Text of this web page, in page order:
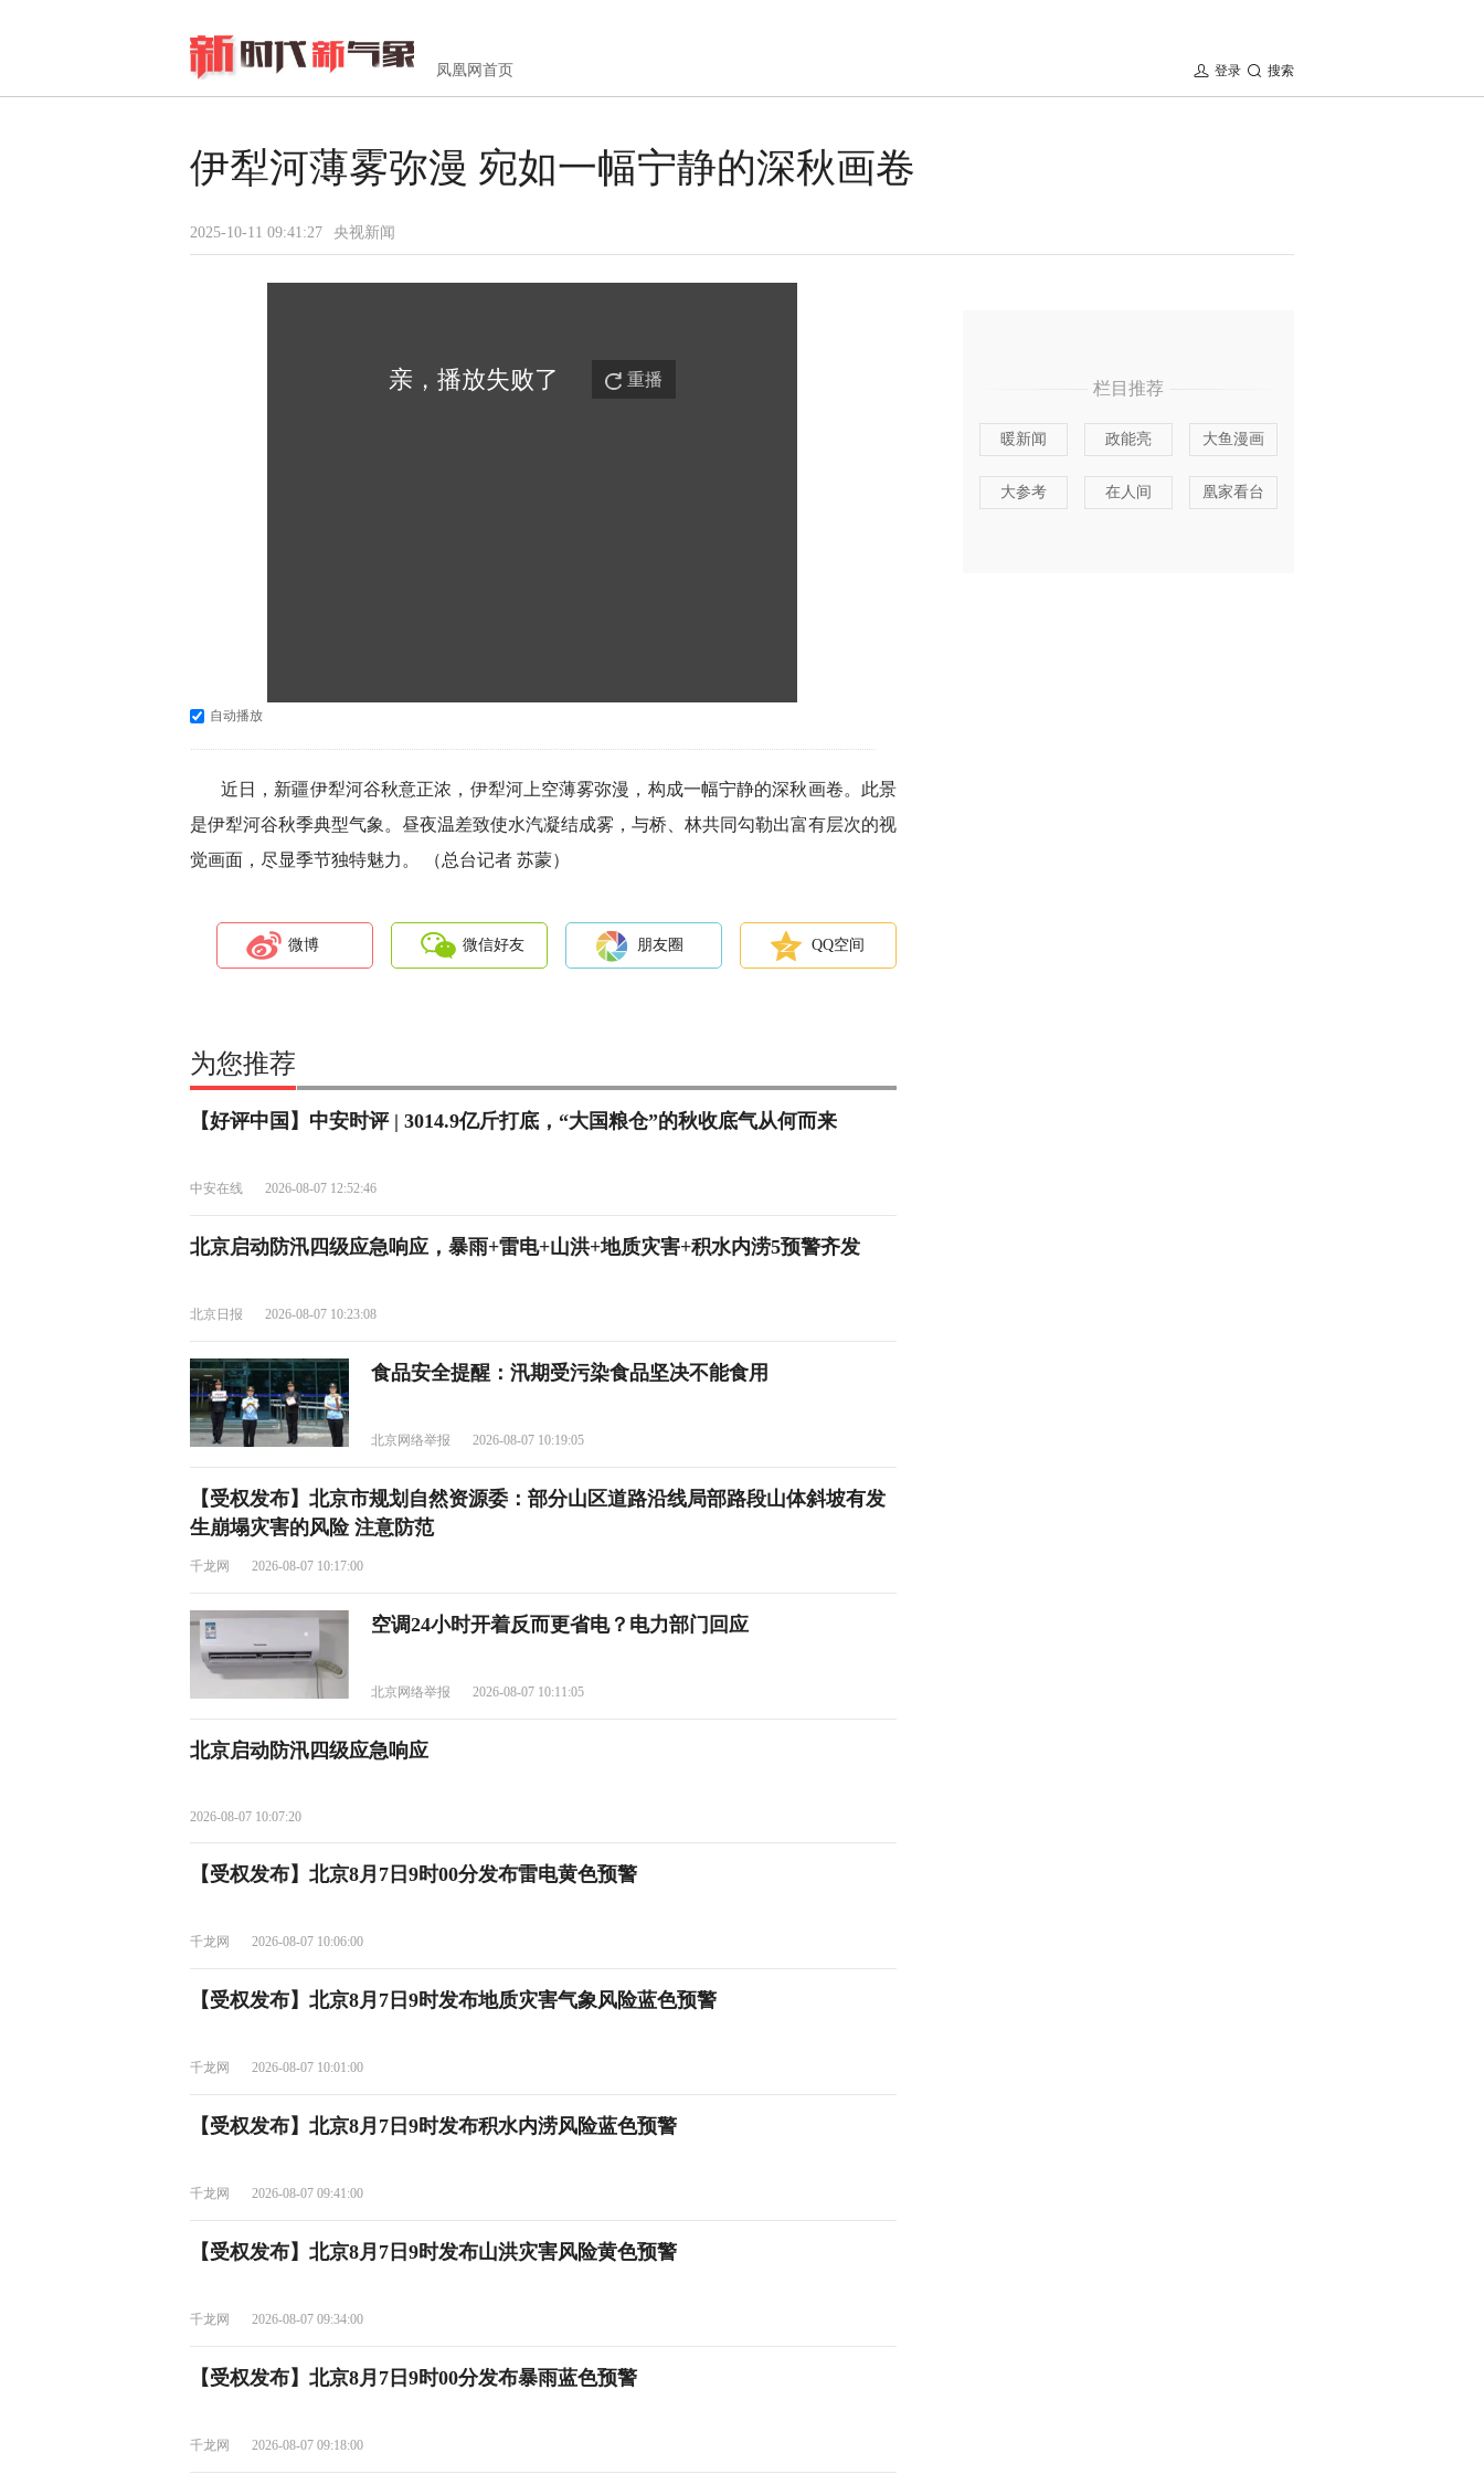
凤凰网首页 搜索
登录
伊犁河薄雾弥漫 宛如一幅宁静的深秋画卷
2025-10-11 09:41:27 央视新闻
亲，播放失败了 重播
自动播放
近日，新疆伊犁河谷秋意正浓，伊犁河上空薄雾弥漫，构成一幅宁静的深秋画卷。此景
是伊犁河谷秋季典型气象。昼夜温差致使水汽凝结成雾，与桥、林共同勾勒出富有层次的视
觉画面，尽显季节独特魅力。 （总台记者 苏蒙）
微博 微信好友 朋友圈 QQ空间
为您推荐
【好评中国】中安时评 | 3014.9亿斤打底，“大国粮仓”的秋收底气从何而来
中安在线 2026-08-07 12:52:46
北京启动防汛四级应急响应，暴雨+雷电+山洪+地质灾害+积水内涝5预警齐发
北京日报 2026-08-07 10:23:08
食品安全提醒：汛期受污染食品坚决不能食用
北京网络举报 2026-08-07 10:19:05
【受权发布】北京市规划自然资源委：部分山区道路沿线局部路段山体斜坡有发
生崩塌灾害的风险 注意防范
千龙网 2026-08-07 10:17:00
空调24小时开着反而更省电？电力部门回应
北京网络举报 2026-08-07 10:11:05
北京启动防汛四级应急响应
2026-08-07 10:07:20
【受权发布】北京8月7日9时00分发布雷电黄色预警
千龙网 2026-08-07 10:06:00
【受权发布】北京8月7日9时发布地质灾害气象风险蓝色预警
千龙网 2026-08-07 10:01:00
【受权发布】北京8月7日9时发布积水内涝风险蓝色预警
千龙网 2026-08-07 09:41:00
【受权发布】北京8月7日9时发布山洪灾害风险黄色预警
千龙网 2026-08-07 09:34:00
【受权发布】北京8月7日9时00分发布暴雨蓝色预警
千龙网 2026-08-07 09:18:00
栏目推荐
暖新闻 政能亮 大鱼漫画
大参考 在人间 凰家看台